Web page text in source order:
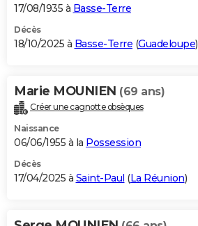
17/08/1935 à Basse-Terre
Décès
18/10/2025 à Basse-Terre (Guadeloupe)
Marie MOUNIEN (69 ans)
Créer une cagnotte obsèques
Naissance
06/06/1955 à la Possession
Décès
17/04/2025 à Saint-Paul (La Réunion)